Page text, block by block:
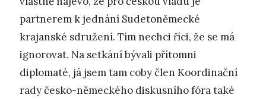
partnerem k jednání Sudetoněmecké
krajanské sdružení. Tím nechci říci, že se má
ignorovat. Na setkání bývali přítomni
diplomaté, já jsem tam coby člen Koordinační
rady česko-německého diskusního fóra také